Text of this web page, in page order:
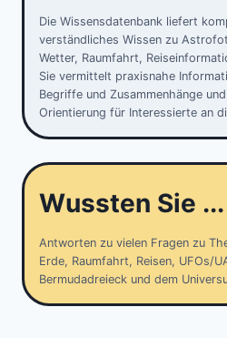
Die Wissensdatenbank liefert
verständliches Wissen zu
Wetter, Raumfahrt,
Sie vermittelt praxisnahe
Begriffe und Zusammenhänge
Orientierung für Interessierte an
Wussten Sie ...
Antworten zu vielen Fragen zu
Erde, Raumfahrt, Reisen, UFOs/
Bermudadreieck und dem